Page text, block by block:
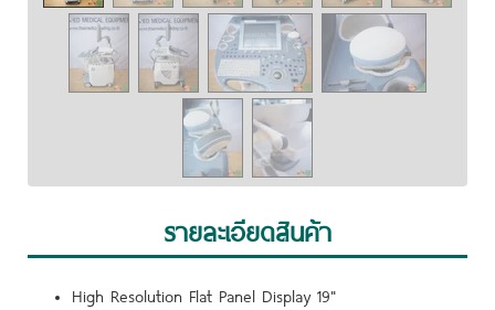
รายละเอียดสินค้า
High Resolution Flat Panel Display 19"